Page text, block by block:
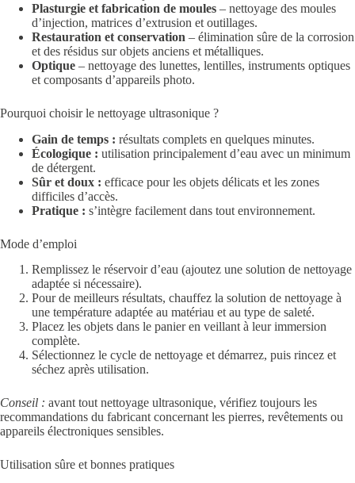
Plasturgie et fabrication de moules – nettoyage des moules
d’injection, matrices d’extrusion et outillages.
Restauration et conservation – élimination sûre de la corrosion
et des résidus sur objets anciens et métalliques.
Optique – nettoyage des lunettes, lentilles, instruments optiques
et composants d’appareils photo.
Pourquoi choisir le nettoyage ultrasonique ?
Gain de temps : résultats complets en quelques minutes.
Écologique : utilisation principalement d’eau avec un minimum
de détergent.
Sûr et doux : efficace pour les objets délicats et les zones
difficiles d’accès.
Pratique : s’intègre facilement dans tout environnement.
Mode d’emploi
Remplissez le réservoir d’eau (ajoutez une solution de nettoyage
adaptée si nécessaire).
Pour de meilleurs résultats, chauffez la solution de nettoyage à
une température adaptée au matériau et au type de saleté.
Placez les objets dans le panier en veillant à leur immersion
complète.
Sélectionnez le cycle de nettoyage et démarrez, puis rincez et
séchez après utilisation.
Conseil : avant tout nettoyage ultrasonique, vérifiez toujours les
recommandations du fabricant concernant les pierres, revêtements ou
appareils électroniques sensibles.
Utilisation sûre et bonnes pratiques